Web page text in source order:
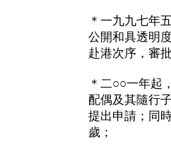
＊一九九七年
公開和具透明
赴港次序，審
＊二○○一年起
配偶及其隨行
提出申請；同
歲；